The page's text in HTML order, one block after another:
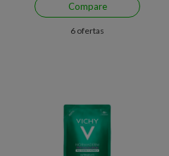
Compare
6 ofertas